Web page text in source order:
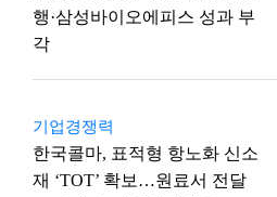
행·삼성바이오에피스 성과 부
각
기업경쟁력
한국콜마, 표적형 항노화 신소
재 ‘TOT’ 확보…원료서 전달